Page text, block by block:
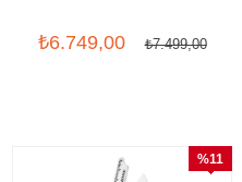
₺6.749,00 ₺7.499,00
%11